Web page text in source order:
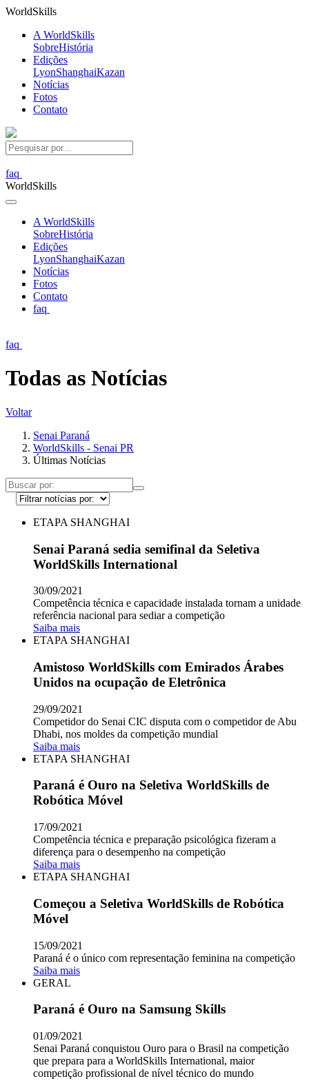
WorldSkills
A WorldSkills
SobreHistória
Edições
LyonShanghaiKazan
Notícias
Fotos
Contato
faq
WorldSkills
A WorldSkills
SobreHistória
Edições
LyonShanghaiKazan
Notícias
Fotos
Contato
faq
faq
Todas as Notícias
Voltar
Senai Paraná
WorldSkills - Senai PR
Últimas Notícias
ETAPA SHANGHAI
Senai Paraná sedia semifinal da Seletiva
WorldSkills International
30/09/2021
Competência técnica e capacidade instalada tornam a unidade
referência nacional para sediar a competição
Saiba mais
ETAPA SHANGHAI
Amistoso WorldSkills com Emirados Árabes
Unidos na ocupação de Eletrônica
29/09/2021
Competidor do Senai CIC disputa com o competidor de Abu
Dhabi, nos moldes da competição mundial
Saiba mais
ETAPA SHANGHAI
Paraná é Ouro na Seletiva WorldSkills de
Robótica Móvel
17/09/2021
Competência técnica e preparação psicológica fizeram a
diferença para o desempenho na competição
Saiba mais
ETAPA SHANGHAI
Começou a Seletiva WorldSkills de Robótica
Móvel
15/09/2021
Paraná é o único com representação feminina na competição
Saiba mais
GERAL
Paraná é Ouro na Samsung Skills
01/09/2021
Senai Paraná conquistou Ouro para o Brasil na competição
que prepara para a WorldSkills International, maior
competição profissional de nível técnico do mundo